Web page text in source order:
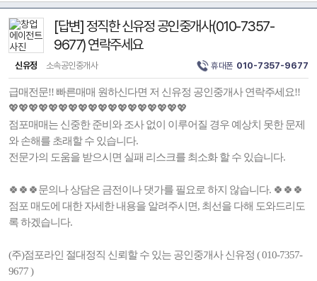
[답변] 정직한 신유정 공인중개사(010-7357-
9677) 연락주세요
신유정 소속공인중개사 휴대폰 010-7357-9677
급매전문!! 빠른매매 원하신다면 저 신유정 공인중개사 연락주세요!!
💖💖💖💖💖💖💖💖💖💖💖💖💖💖💖💖💖💖
점포매매는 신중한 준비와 조사 없이 이루어질 경우 예상치 못한 문제
와 손해를 초래할 수 있습니다.
전문가의 도움을 받으시면 실패 리스크를 최소화 할 수 있습니다.
🍀🍀🍀문의나 상담은 금전이나 댓가를 필요로 하지 않습니다. 🍀🍀🍀
점포 매도에 대한 자세한 내용을 알려주시면, 최선을 다해 도와드리도
록 하겠습니다.
(주)점포라인 절대정직 신뢰할 수 있는 공인중개사 신유정 ( 010-7357-
9677 )